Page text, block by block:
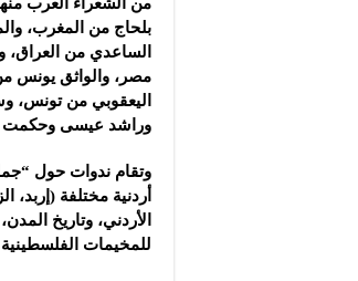
بلحاج من المغرب،
الساعدي من العراق،
مصر، والواثق يونس
اليعقوبي من تونس،
وراشد عيسى وحكمت
وتقام ندوات حول
أردنية مختلفة (إربد،
الأردني، وتاريخ
للمخيمات